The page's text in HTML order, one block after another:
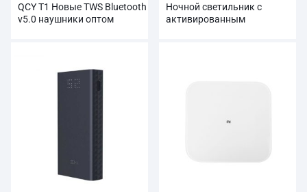
QCY T1 Новые TWS Bluetooth
v5.0 наушники оптом
Ночной светильник с
активированным